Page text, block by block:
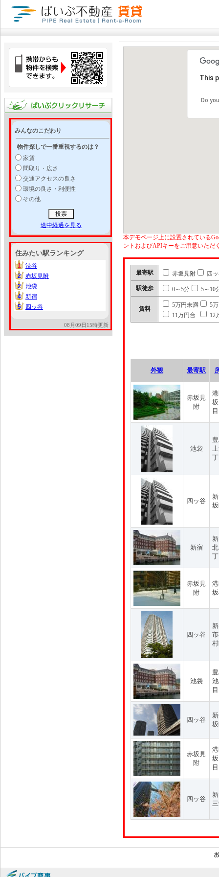
みんなのこだわり
物件探しで一番重視するのは？
家賃
間取り・広さ
交通アクセスの良さ
環境の良さ・利便性
その他
途中経過を見る
住みたい駅ランキング
1
1
渋谷
2
2
赤坂見附
2
2
池袋
4
4
新宿
5
5 四ッ谷
08月09日15時更新
This
Do
本デモページ上に設置されている
ントおよびAPIキーをご用意いただ
最寄駅 赤坂見附 四
駅徒歩 0～5分 5～10
賃料
5万円未満
5
11万円台
12
外観 最寄駅
赤坂見
附
目
池袋
四ッ谷
新宿
赤坂見
附
四ッ谷
池袋
四ッ谷
赤坂見
附
目
四ッ谷